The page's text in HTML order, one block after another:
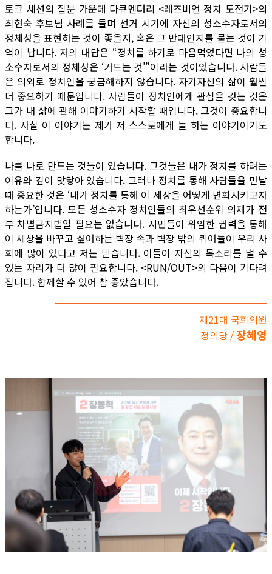
토크 세션의 질문 가운데 다큐멘터리 <레즈비언 정치 도전기>의
최현숙 후보님 사례를 들며 선거 시기에 자신의 성소수자로서의
정체성을 표현하는 것이 좋을지, 혹은 그 반대인지를 묻는 것이 기
억이 납니다. 저의 대답은 “정치를 하기로 마음먹었다면 나의 성
소수자로서의 정체성은 ‘거드는 것’”이라는 것이었습니다. 사람들
은 의외로 정치인을 궁금해하지 않습니다. 자기자신의 삶이 훨씬
더 중요하기 때문입니다. 사람들이 정치인에게 관심을 갖는 것은
그가 내 삶에 관해 이야기하기 시작할 때입니다. 그것이 중요합니
다. 사실 이 이야기는 제가 저 스스로에게 늘 하는 이야기이기도
합니다.
나를 나로 만드는 것들이 있습니다. 그것들은 내가 정치를 하려는
이유와 깊이 맞닿아 있습니다. 그러나 정치를 통해 사람들을 만날
때 중요한 것은 ‘내가 정치를 통해 이 세상을 어떻게 변화시키고자
하는가’입니다. 모든 성소수자 정치인들의 최우선순위 의제가 전
부 차별금지법일 필요는 없습니다. 시민들이 위임한 권력을 통해
이 세상을 바꾸고 싶어하는 벽장 속과 벽장 밖의 퀴어들이 우리 사
회에 많이 있다고 저는 믿습니다. 이들이 자신의 목소리를 낼 수
있는 자리가 더 많이 필요합니다. <RUN/OUT>의 다음이 기다려
집니다. 함께할 수 있어 참 좋았습니다.
제21대 국회의원
정의당 /장혜영